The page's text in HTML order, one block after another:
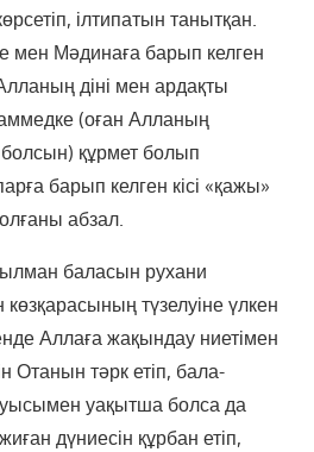
ілтипатын танытқан.
мен Мәдинаға барып келген
Алланың діні мен ардақты
(оған Алланың
құрмет болып
барып келген кісі «қажы»
абзал.
баласын рухани
түзелуіне үлкен
Аллаға жақындау ниетімен
Отанын тәрк етіп, бала-
уақытша болса да
дүниесін құрбан етіп,